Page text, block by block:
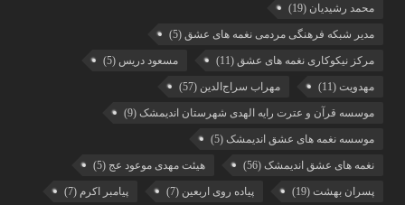
محمد رشیدیان (19)
مدیر شبکه فرهنگی مردمی نغمه های عشق (5)
مرکز نیکوکاری نغمه های عشق (11) مسعود دریس (5)
مهدویت (11) مهراب سراج‌الدین (57)
موسسه قرآن و عترت رایه الهدی شهرستان اندیمشک (9)
موسسه نغمه های عشق اندیمشک (5)
نغمه های عشق اندیمشک (56) هیئت مهدی موعود عج (5)
پسران بهشت (19) پیاده روی اربعین (7) پیامبر اکرم (7)